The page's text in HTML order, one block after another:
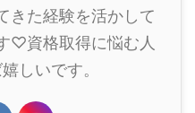
きた経験を活かして
♡資格取得に悩む人
しいです。